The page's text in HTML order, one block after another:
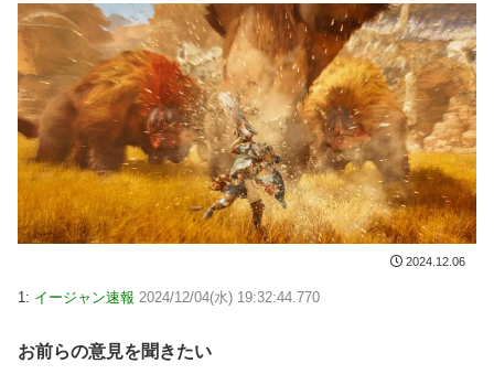
2024.12.06
1: イージャン速報 2024/12/04(水) 19:32:44.770
お前らの意見を聞きたい